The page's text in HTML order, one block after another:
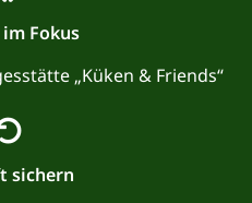
Fokus
„Küken & Friends“
sichern